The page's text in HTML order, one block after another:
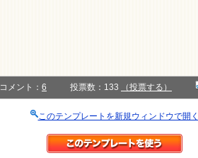
コメント： 6 投票数：133 （投票する）
このテンプレートを新規ウィンドウで開